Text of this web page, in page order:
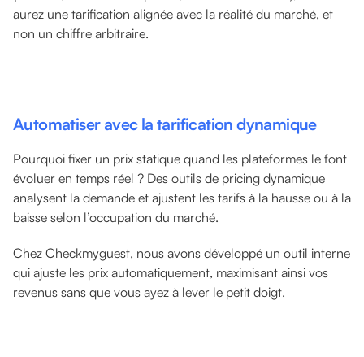
aurez une tarification alignée avec la réalité du marché, et
non un chiffre arbitraire.
Automatiser avec la tarification dynamique
Pourquoi fixer un prix statique quand les plateformes le font
évoluer en temps réel ? Des outils de pricing dynamique
analysent la demande et ajustent les tarifs à la hausse ou à la
baisse selon l’occupation du marché.
Chez Checkmyguest, nous avons développé un outil interne
qui ajuste les prix automatiquement, maximisant ainsi vos
revenus sans que vous ayez à lever le petit doigt.